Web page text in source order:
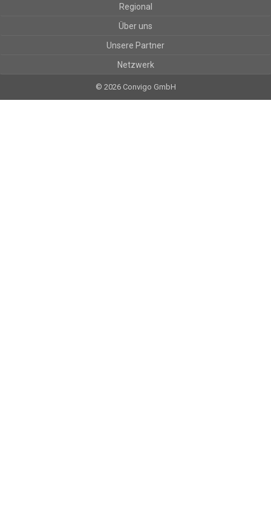
Regional
Über uns
Unsere Partner
Netzwerk
© 2026 Convigo GmbH